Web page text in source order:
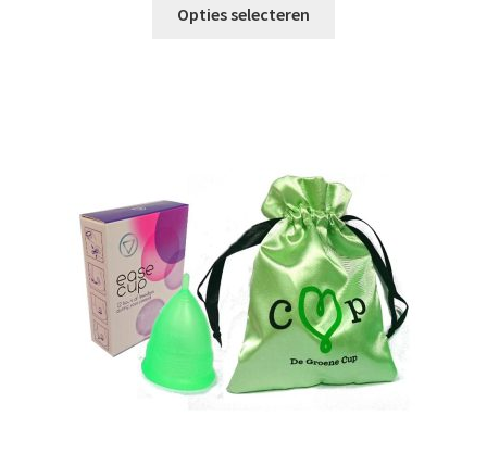
tot
Opties selecteren
kan
gekozen
worden
op
de
productpagina